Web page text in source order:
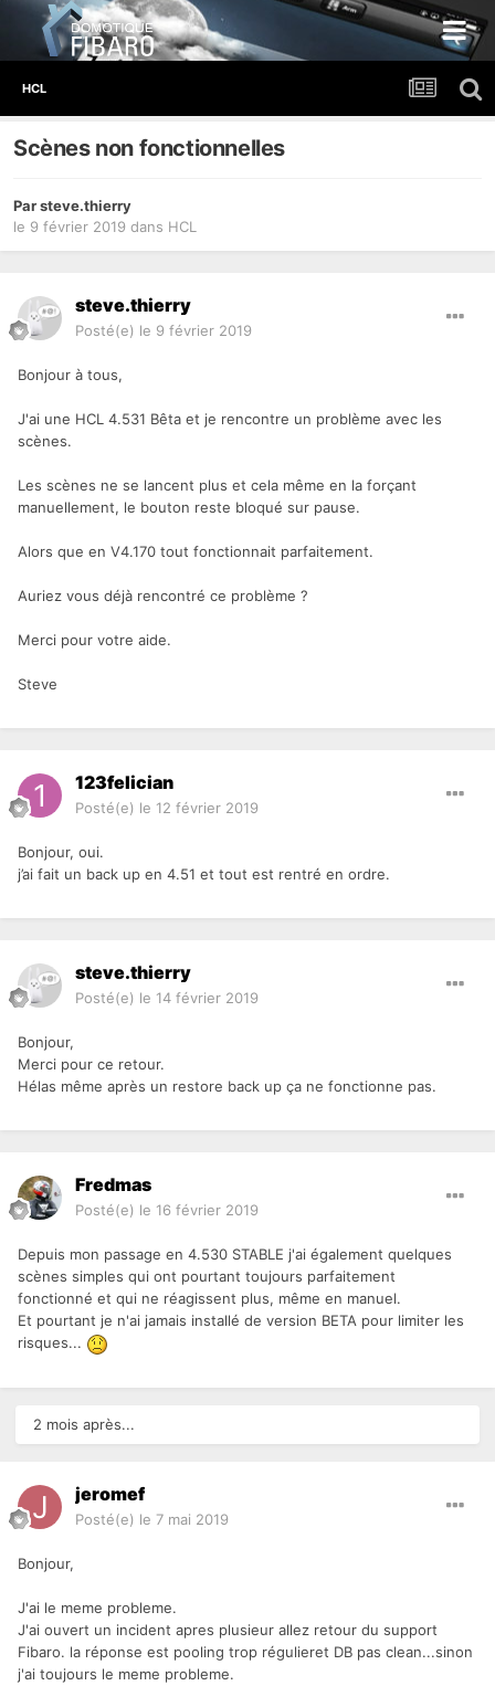
HCL
Scènes non fonctionnelles
Parsteve.thierry
le 9 février 2019 dans HCL
steve.thierry
Posté(e) le 9 février 2019
Bonjour à tous,
J'ai une HCL 4.531 Bêta et je rencontre un problème avec les
scènes.
Les scènes ne se lancent plus et cela même en la forçant
manuellement, le bouton reste bloqué sur pause.
Alors que en V4.170 tout fonctionnait parfaitement.
Auriez vous déjà rencontré ce problème ?
Merci pour votre aide.
Steve
123felician
Posté(e) le 12 février 2019
Bonjour, oui.
j’ai fait un back up en 4.51 et tout est rentré en ordre.
steve.thierry
Posté(e) le 14 février 2019
Bonjour,
Merci pour ce retour.
Hélas même après un restore back up ça ne fonctionne pas.
Fredmas
Posté(e) le 16 février 2019
Depuis mon passage en 4.530 STABLE j'ai également quelques
scènes simples qui ont pourtant toujours parfaitement
fonctionné et qui ne réagissent plus, même en manuel.
Et pourtant je n'ai jamais installé de version BETA pour limiter les
risques...
2 mois après...
jeromef
Posté(e) le 7 mai 2019
Bonjour,
J'ai le meme probleme.
J'ai ouvert un incident apres plusieur allez retour du support
Fibaro. la réponse est pooling trop régulieret DB pas clean...sinon
j'ai toujours le meme probleme.